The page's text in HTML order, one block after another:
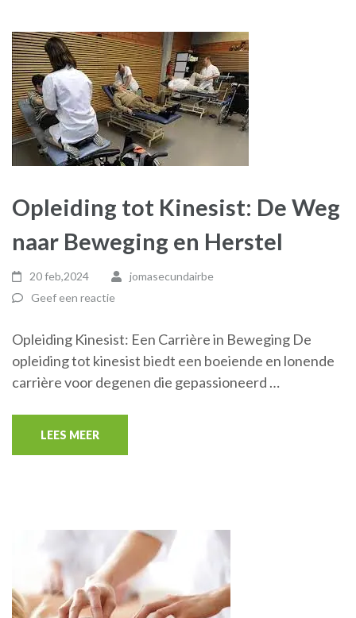
Opleiding tot Kinesist: De Weg
naar Beweging en Herstel
20 feb,2024
jomasecundairbe
Geef een reactie
Opleiding Kinesist: Een Carrière in Beweging De
opleiding tot kinesist biedt een boeiende en lonende
carrière voor degenen die gepassioneerd …
LEES MEER